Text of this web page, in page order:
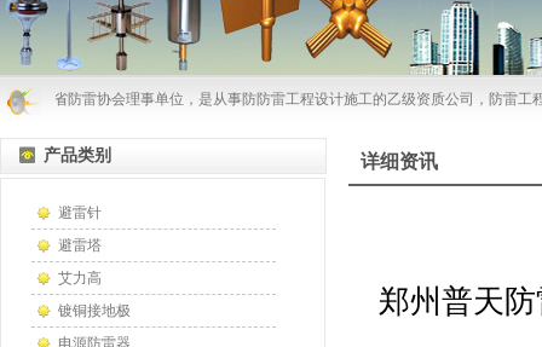
河南省防雷协会理事单位，是从事防防雷工程设计施工的乙级资质公司，防雷工
产品类别
避雷针
避雷塔
艾力高
镀铜接地极
电源防雷器
详细资讯
郑州普天